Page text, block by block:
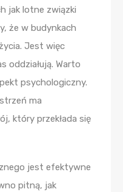
jak lotne związki
że w budynkach
Jest więc
oddziałują. Warto
psychologiczny.
ma
który przekłada się
jest efektywne
pitną, jak